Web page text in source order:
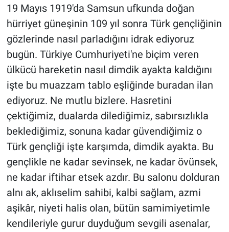
19 Mayıs 1919'da Samsun ufkunda doğan
hürriyet güneşinin 109 yıl sonra Türk gençliğinin
gözlerinde nasıl parladığını idrak ediyoruz
bugün. Türkiye Cumhuriyeti'ne biçim veren
ülkücü hareketin nasıl dimdik ayakta kaldığını
işte bu muazzam tablo eşliğinde buradan ilan
ediyoruz. Ne mutlu bizlere. Hasretini
çektiğimiz, dualarda dilediğimiz, sabırsızlıkla
beklediğimiz, sonuna kadar güvendiğimiz o
Türk gençliği işte karşımda, dimdik ayakta. Bu
gençlikle ne kadar sevinsek, ne kadar övünsek,
ne kadar iftihar etsek azdır. Bu salonu dolduran
alnı ak, aklıselim sahibi, kalbi sağlam, azmi
aşikâr, niyeti halis olan, bütün samimiyetimle
kendileriyle gurur duyduğum sevgili asenalar,